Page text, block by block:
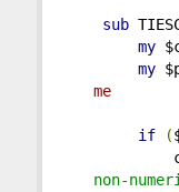
sub
my
my
me
if (
non-